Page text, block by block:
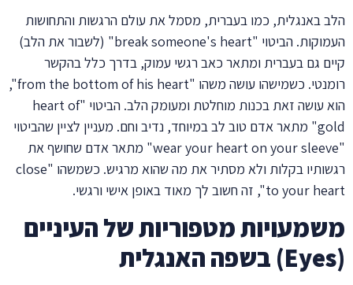
הלב באנגלית, כמו בעברית, מסמל את עולם הרגשות והתחושות
העמוקות. הביטוי "break someone's heart" (לשבור את הלב)
קיים גם בעברית ומתאר כאב רגשי עמוק, בדרך כלל בהקשר
רומנטי. כשמישהו עושה משהו "from the bottom of his heart",
הוא עושה זאת בכנות מוחלטת ומעומק הלב. הביטוי "heart of
gold" מתאר אדם טוב לב במיוחד, נדיב וחם. מעניין לציין שהביטוי
"wear your heart on your sleeve" מתאר אדם שחושף את
רגשותיו בקלות ולא מסתיר את מה שהוא מרגיש. כשמשהו "close
to your heart", זה חשוב לך מאוד באופן אישי ורגשי.
משמעויות מטפוריות של העיניים
(Eyes) בשפה האנגלית